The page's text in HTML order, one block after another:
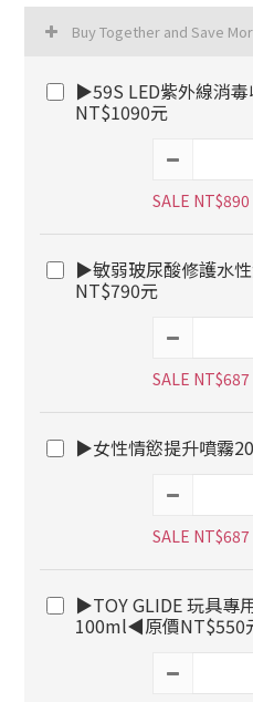
Buy Together and Save
▶59S LED紫外線消
NT$1090元
SALE NT$890
▶敏弱玻尿酸修護水
NT$790元
SALE NT$687
▶女性情慾提升噴霧
SALE NT$687
▶TOY GLIDE 玩具專
100ml◀原價NT$550